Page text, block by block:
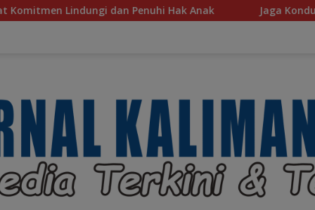
Hak Anak Jaga Kondusivitas HSS, Intelkam